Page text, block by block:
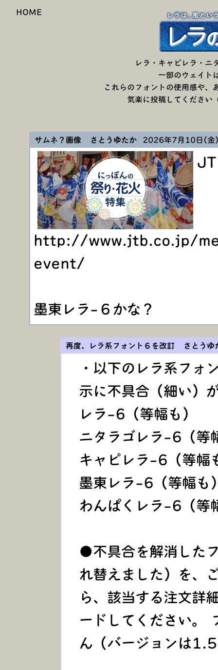
HOME
レラ・キャピレラ・ニタラ
一部のウェイトは
これらのフォントの使用感や、
気楽に投稿してください（
サムネ？画像 さとうゆたか 2026年7月10日(
http://www.jtb.co.jp/
event/
墨東レラ-６かな？
再度、レラ系フォント６を改訂 さとうゆ
・以下のレラ系フォ
示に不具合（細い
レラ-6（等幅も）
ニタラゴレラ-6（
キャピレラ-6（等
墨東レラ-6（等幅
わんぱくレラ-6（等
●不具合を解消した
れ替えました）を、
ら、該当する注文詳
ードしてください。
ん（バージョンは